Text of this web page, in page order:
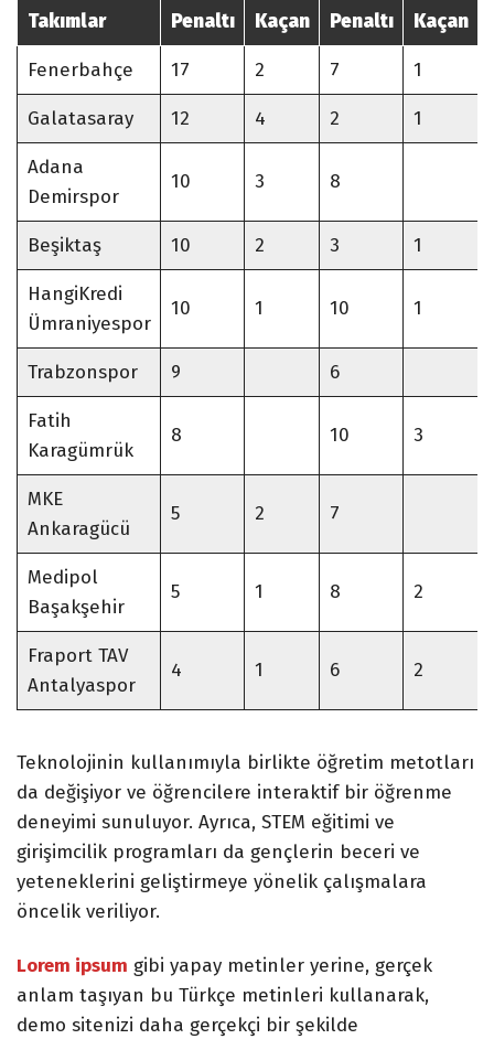
Takımlar Penaltı Kaçan Penaltı Kaçan
Fenerbahçe 17 2 7 1
Galatasaray 12 4 2 1
Adana
Demirspor
10 3 8
Beşiktaş 10 2 3 1
HangiKredi
Ümraniyespor
10 1 10 1
Trabzonspor 9 6
Fatih
Karagümrük
8 10 3
MKE
Ankaragücü
5 2 7
Medipol
Başakşehir
5 1 8 2
Fraport TAV
Antalyaspor
4 1 6 2
Teknolojinin kullanımıyla birlikte öğretim metotları
da değişiyor ve öğrencilere interaktif bir öğrenme
deneyimi sunuluyor. Ayrıca, STEM eğitimi ve
girişimcilik programları da gençlerin beceri ve
yeteneklerini geliştirmeye yönelik çalışmalara
öncelik veriliyor.
Lorem ipsum gibi yapay metinler yerine, gerçek
anlam taşıyan bu Türkçe metinleri kullanarak,
demo sitenizi daha gerçekçi bir şekilde